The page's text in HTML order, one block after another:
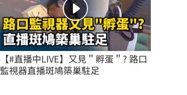
【#直播中LIVE】又見＂孵蛋＂? 路口
監視器直播斑鳩築巢駐足